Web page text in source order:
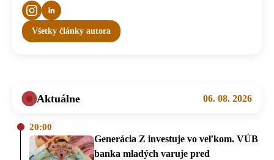
Všetky články autora
Aktuálne 06. 08. 2026
20:00
Generácia Z investuje vo veľkom. VÚB
banka mladých varuje pred